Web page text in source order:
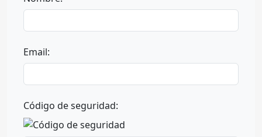
Email:
Código de seguridad: